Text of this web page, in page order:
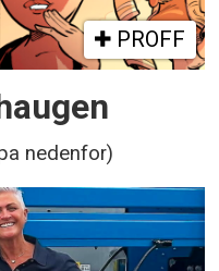
PROFF
nedenfor)